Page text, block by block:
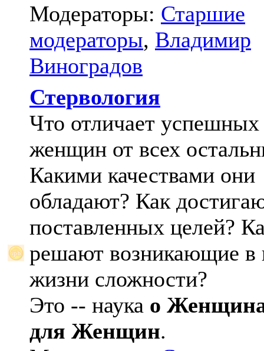
Модераторы: Старшие
модераторы, Владимир
Виноградов
Стервология
Что отличает успешных
женщин от всех
Какими качествами они
обладают? Как
поставленных целей?
решают возникающие в
жизни сложности?
Это -- наука о
для Женщин.